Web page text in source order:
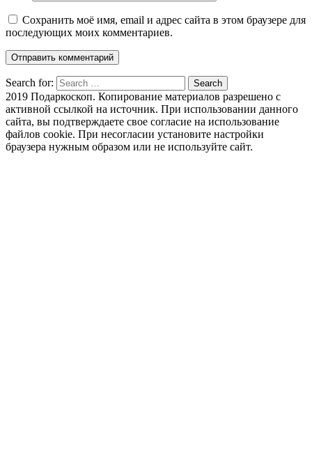
Сохранить моё имя, email и адрес сайта в этом браузере для
последующих моих комментариев.
Search for: Search
2019 Подаркоскоп. Копирование материалов разрешено с
активной ссылкой на источник. При использовании данного
сайта, вы подтверждаете свое согласие на использование
файлов cookie. При несогласии установите настройки
браузера нужным образом или не используйте сайт.